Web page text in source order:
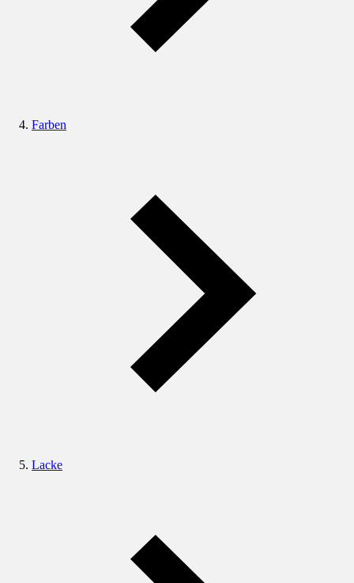
Farben
Lacke